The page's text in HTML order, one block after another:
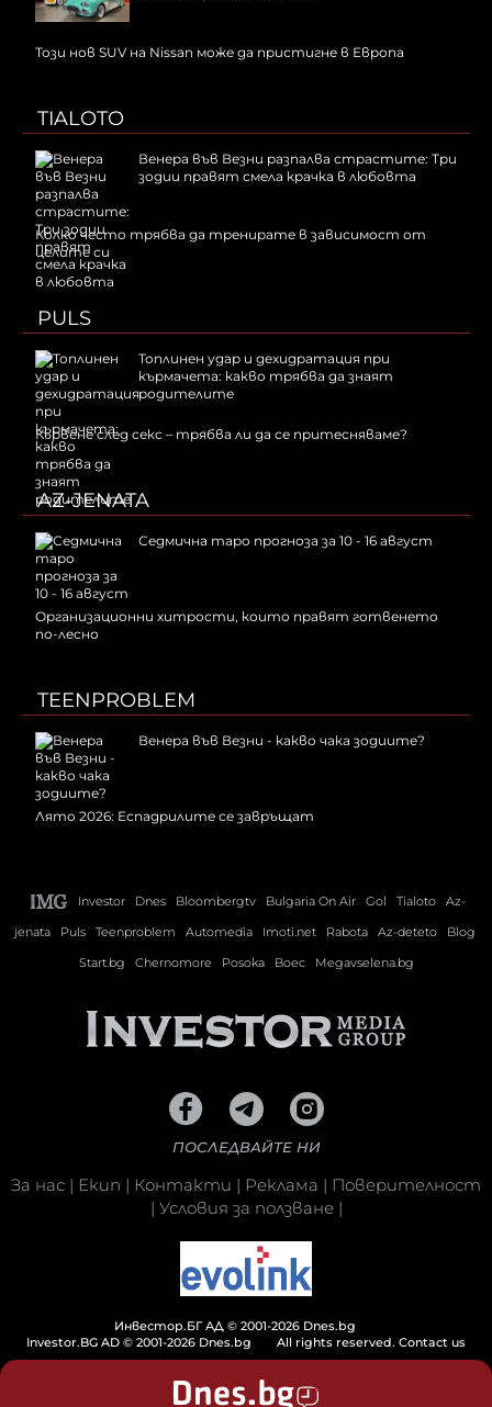
Този нов SUV на Nissan може да пристигне в Европа
TIALOTO
Венера във Везни разпалва страстите: Три
зодии правят смела крачка в любовта
Колко често трябва да тренирате в зависимост от
целите си
PULS
Топлинен удар и дехидратация при
кърмачета: какво трябва да знаят
родителите
Кървене след секс – трябва ли да се притесняваме?
AZ-JENATA
Седмична таро прогноза за 10 - 16 август
Организационни хитрости, които правят готвенето
по-лесно
TEENPROBLEM
Венера във Везни - какво чака зодиите?
Лято 2026: Еспадрилите се завръщат
Investor Dnes Bloombergtv Bulgaria On Air Gol Tialoto
Az-
jenata
Puls Teenproblem Automedia Imoti.net Rabota Az-deteto
Blog
Start.bg
Chernomore Posoka Boec Megavselena.bg
ПОСЛЕДВАЙТЕ НИ
За нас | Екип | Контакти | Реклама | Поверителност
| Условия за ползване|
Инвестор.БГ АД © 2001-2026 Dnes.bg
Investor.BG AD © 2001-2026 Dnes.bg
All rights reserved. Contact us